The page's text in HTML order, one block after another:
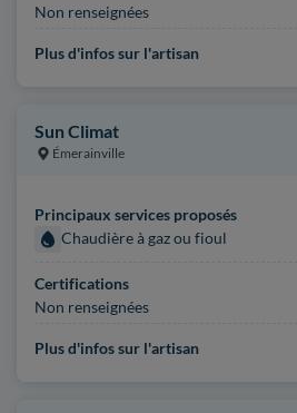
Non renseignées
Plus d'infos sur l'artisan
Sun Climat
Émerainville
Principaux services proposés
Chaudière à gaz ou fioul
Certifications
Non renseignées
Plus d'infos sur l'artisan